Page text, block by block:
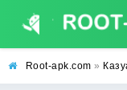
Root-apk.com »